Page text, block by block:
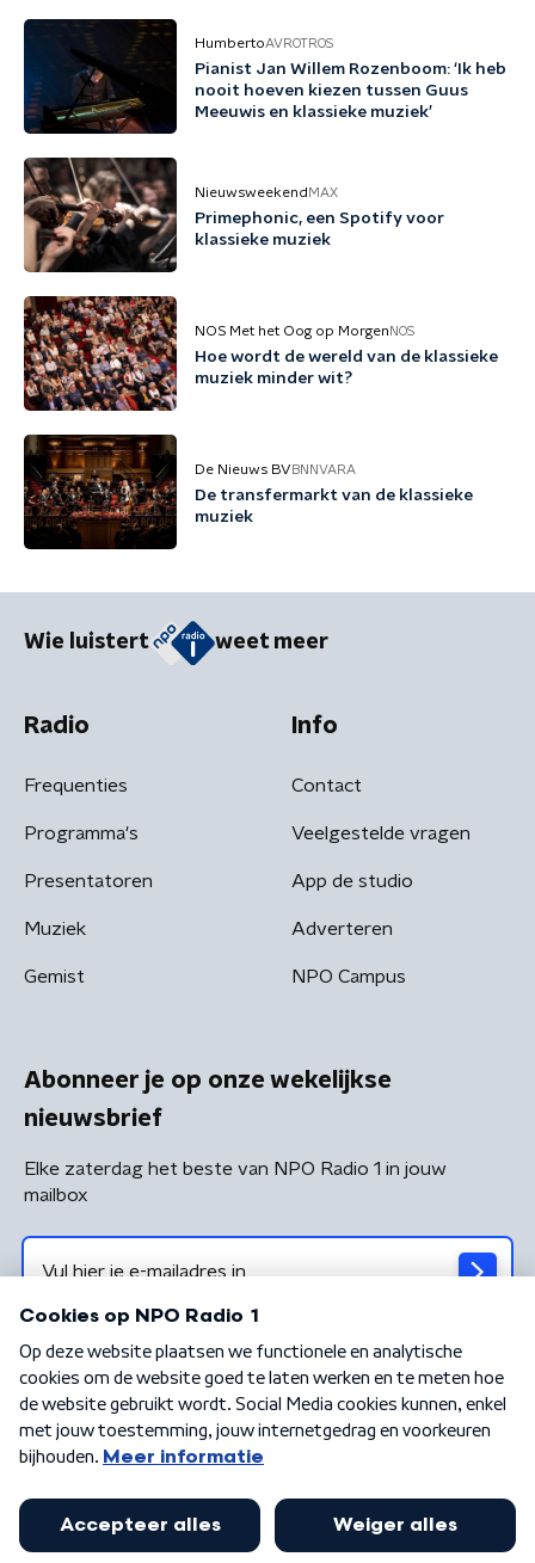
HumbertoAVROTROS
Pianist Jan Willem Rozenboom: ‘Ik heb
nooit hoeven kiezen tussen Guus
Meeuwis en klassieke muziek’
Nieuwsweekend MAX
Primephonic, een Spotify voor
klassieke muziek
NOS Met het Oog op Morgen NOS
Hoe wordt de wereld van de klassieke
muziek minder wit?
De Nieuws BV BNNVARA
De transfermarkt van de klassieke
muziek
Wie luistert weet meer
Radio
Frequenties
Programma's
Presentatoren
Muziek
Gemist
Info
Contact
Veelgestelde vragen
App de studio
Adverteren
NPO Campus
Abonneer je op onze wekelijkse
nieuwsbrief
Elke zaterdag het beste van NPO Radio 1 in jouw
mailbox
Algemene voorwaarden